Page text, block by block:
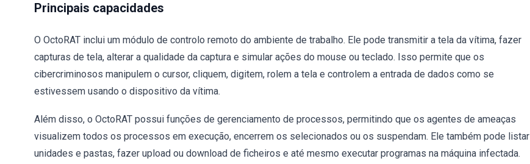
Principais capacidades
O OctoRAT inclui um módulo de controlo remoto do ambiente de trabalho. Ele pode transmitir a tela da vítima, fazer
capturas de tela, alterar a qualidade da captura e simular ações do mouse ou teclado. Isso permite que os
cibercriminosos manipulem o cursor, cliquem, digitem, rolem a tela e controlem a entrada de dados como se
estivessem usando o dispositivo da vítima.
Além disso, o OctoRAT possui funções de gerenciamento de processos, permitindo que os agentes de ameaças
visualizem todos os processos em execução, encerrem os selecionados ou os suspendam. Ele também pode listar
unidades e pastas, fazer upload ou download de ficheiros e até mesmo executar programas na máquina infectada.